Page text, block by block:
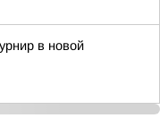
в новой